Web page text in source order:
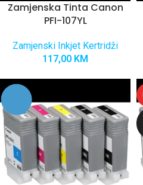
Zamjenska Tinta Canon
PFI-107YL
Zamjenski Inkjet Kertridži
117,00 KM